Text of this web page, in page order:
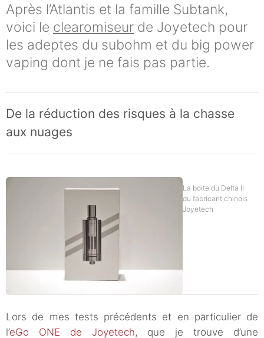
Après l’Atlantis et la famille Subtank,
voici le clearomiseur de Joyetech pour
les adeptes du subohm et du big power
vaping dont je ne fais pas partie.
De la réduction des risques à la chasse
aux nuages
La boite du Delta II
du fabricant chinois
Joyetech
Lors de mes tests précédents et en particulier de
l’eGo ONE de Joyetech, que je trouve d’une